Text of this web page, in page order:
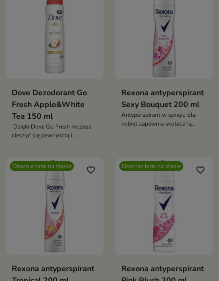
Dove Dezodorant Go
Fresh Apple&White
Tea 150 ml
Dzięki Dove Go Fresh możesz
cieszyć się pewnością i
Rexona antyperspirant
Sexy Bouquet 200 ml
Antyperspirant w sprayu dla
kobiet zapewnia skuteczną
Obecnie brak na stanie favorite_border
Rexona antyperspirant
Obecnie brak na stanie favorite_border
Rexona antyperspirant